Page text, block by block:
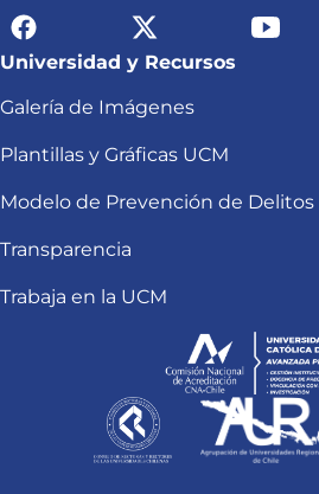
Universidad y Recursos
Galería de Imágenes
Plantillas y Gráficas UCM
Modelo de Prevención de Delitos
Transparencia
Trabaja en la UCM